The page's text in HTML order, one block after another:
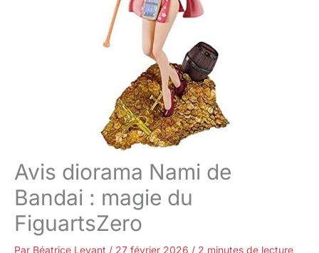
Avis diorama Nami de
Bandai : magie du
FiguartsZero
Par Béatrice Levant / 27 février 2026 / 2 minutes de lecture